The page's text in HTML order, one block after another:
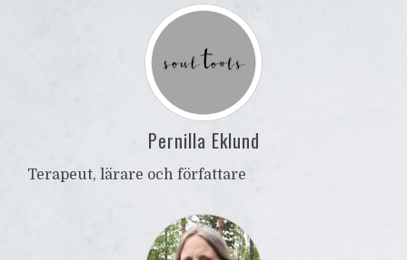
Pernilla Eklund
Terapeut, lärare och författare